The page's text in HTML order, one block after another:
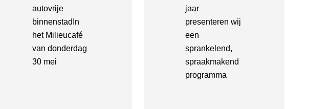
autovrije
binnenstadIn
het Milieucafé
van donderdag
30 mei
jaar
presenteren wij
een
sprankelend,
spraakmakend
programma